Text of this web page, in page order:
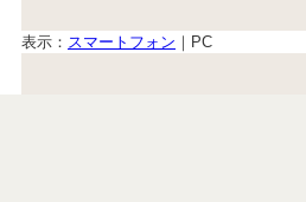
表示： スマートフォン ｜ PC